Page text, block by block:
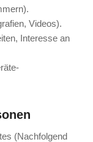
Videos).
Interesse an
(Nachfolgend